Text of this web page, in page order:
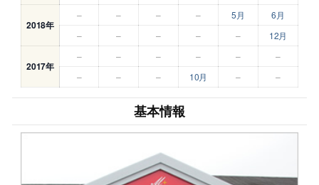
2018年
– – – – 5月
6月
–
– – – – 12月
2017年
– – – – –
–
–
– – 10月 – –
基本情報